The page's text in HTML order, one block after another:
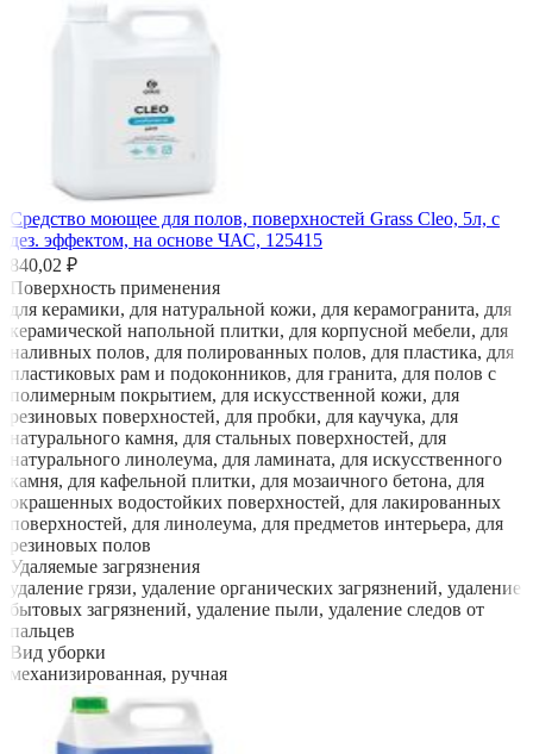
Средство моющее для полов, поверхностей Grass Cleo, 5л, с
дез. эффектом, на основе ЧАС, 125415
840,02 ₽
Поверхность применения
для керамики, для натуральной кожи, для керамогранита, для
керамической напольной плитки, для корпусной мебели, для
наливных полов, для полированных полов, для пластика, для
пластиковых рам и подоконников, для гранита, для полов с
полимерным покрытием, для искусственной кожи, для
резиновых поверхностей, для пробки, для каучука, для
натурального камня, для стальных поверхностей, для
натурального линолеума, для ламината, для искусственного
камня, для кафельной плитки, для мозаичного бетона, для
окрашенных водостойких поверхностей, для лакированных
поверхностей, для линолеума, для предметов интерьера, для
резиновых полов
Удаляемые загрязнения
удаление грязи, удаление органических загрязнений, удаление
бытовых загрязнений, удаление пыли, удаление следов от
пальцев
Вид уборки
механизированная, ручная